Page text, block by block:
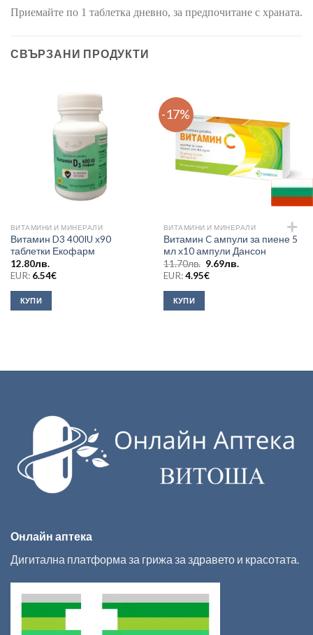
Приемайте по 1 таблетка дневно, за предпочитане с храната.
СВЪРЗАНИ ПРОДУКТИ
ВИТАМИНИ И МИНЕРАЛИ
Витамин D3 400IU х90
таблетки Екофарм
12.80лв.
EUR: 6.54€
КУПИ
-17%
ВИТАМИНИ И МИНЕРАЛИ
Витамин C ампули за пиене 5
мл х10 ампули Дансон
11.70лв. Original
price
was:
11.70лв..
9.69лв.
EUR:4.95€
КУПИ
Онлайн аптека
Дигитална платформа за грижа за здравето и красотата.